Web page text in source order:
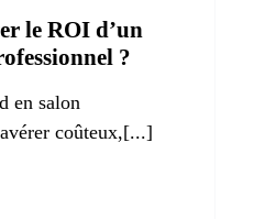
le ROI d’un
?
en salon
coûteux,[...]